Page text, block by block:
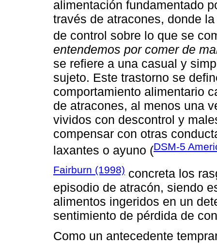
alimentación fundamentado
través de atracones, donde
de control sobre lo que se
entendemos por comer de
se refiere a una casual y
sujeto. Este trastorno se
comportamiento alimentario
de atracones, al menos una
vividos con descontrol y
compensar con otras
laxantes o ayuno (DSM-5
Fairburn (1998) concreta los
episodio de atracón, siendo
alimentos ingeridos en un
sentimiento de pérdida de
Como un antecedente